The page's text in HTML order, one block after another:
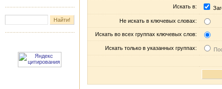
Искать в:
Не искать в ключевых словах:
Искать во всех группах ключевых слов:
Искать только в указанных группах: